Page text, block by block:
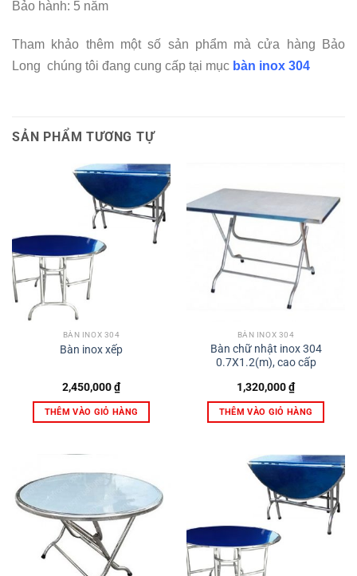
Bảo hành: 5 năm
Tham khảo thêm một số sản phẩm mà cửa hàng Bảo
Long chúng tôi đang cung cấp tại mục bàn inox 304
SẢN PHẨM TƯƠNG TỰ
BÀN INOX 304
Bàn inox xếp
2,450,000₫
THÊM VÀO GIỎ HÀNG
BÀN INOX 304
Bàn chữ nhật inox 304
0.7X1.2(m), cao cấp
1,320,000₫
THÊM VÀO GIỎ HÀNG